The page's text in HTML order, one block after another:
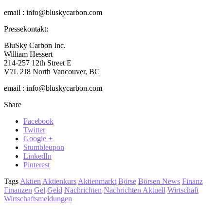
email : info@bluskycarbon.com
Pressekontakt:
BluSky Carbon Inc.
William Hessert
214-257 12th Street E
V7L 2J8 North Vancouver, BC
email : info@bluskycarbon.com
Share
Facebook
Twitter
Google +
Stumbleupon
LinkedIn
Pinterest
Tags Aktien Aktienkurs Aktienmarkt Börse Börsen News Finanz
Finanzen Gel Geld Nachrichten Nachrichten Aktuell Wirtschaft
Wirtschaftsmeldungen